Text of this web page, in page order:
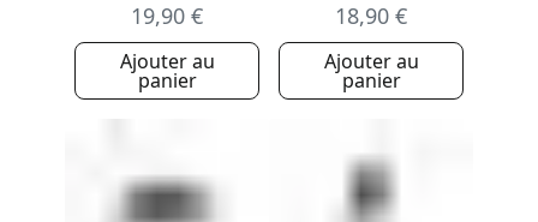
19,90 €
Ajouter au
panier
18,90 €
Ajouter au
panier